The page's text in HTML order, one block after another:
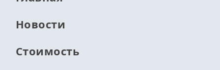
Новости
Стоимость